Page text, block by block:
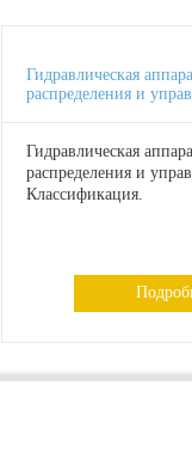
Гидравлическая
распределения и
Гидравлическая
распределения и
Классификация.